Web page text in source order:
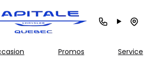
Promos Service